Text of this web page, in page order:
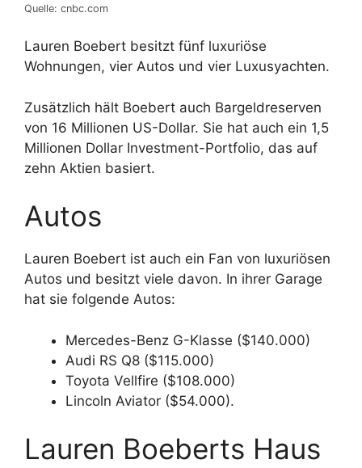
Quelle: cnbc.com
Lauren Boebert besitzt fünf luxuriöse
Wohnungen, vier Autos und vier Luxusyachten.
Zusätzlich hält Boebert auch Bargeldreserven
von 16 Millionen US-Dollar. Sie hat auch ein 1,5
Millionen Dollar Investment-Portfolio, das auf
zehn Aktien basiert.
Autos
Lauren Boebert ist auch ein Fan von luxuriösen
Autos und besitzt viele davon. In ihrer Garage
hat sie folgende Autos:
Mercedes-Benz G-Klasse ($140.000)
Audi RS Q8 ($115.000)
Toyota Vellfire ($108.000)
Lincoln Aviator ($54.000).
Lauren Boeberts Haus